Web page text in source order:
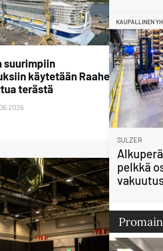
suurimpiin
käytetään Raahessa
terästä
KAUPALLINEN
SULZER
pelkkä